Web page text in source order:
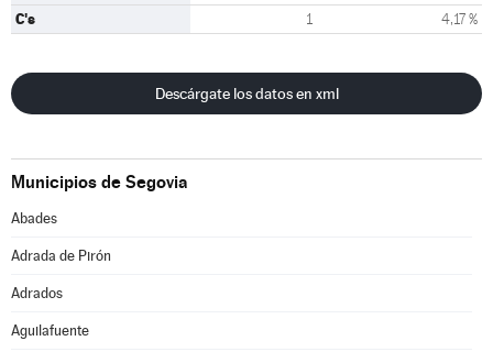
C's 1 4,17 %
Descárgate los datos en xml
Municipios de Segovia
Abades
Adrada de Pirón
Adrados
Aguilafuente